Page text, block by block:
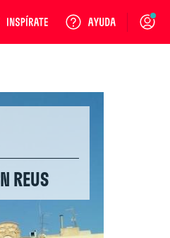
Login
REUS